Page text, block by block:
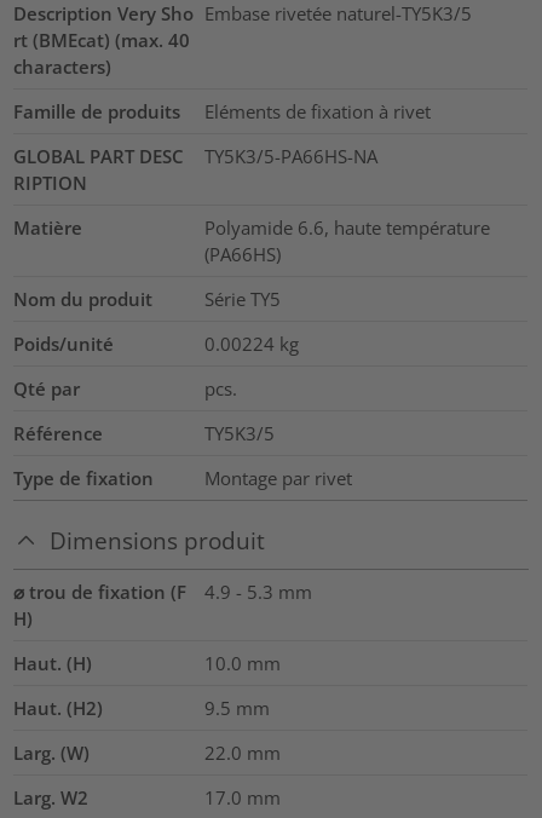
Description Very Sho
rt (BMEcat) (max. 40
characters)
Embase rivetée naturel-TY5K3/5
Famille de produits
Eléments de fixation à rivet
GLOBAL PART DESC
RIPTION
TY5K3/5-PA66HS-NA
Matière
Polyamide 6.6, haute température
(PA66HS)
Nom du produit
Série TY5
Poids/unité
0.00224 kg
Qté par
pcs.
Référence
TY5K3/5
Type de fixation
Montage par rivet
Dimensions produit
⌀ trou de fixation (F
H)
4.9 - 5.3 mm
Haut. (H) 10.0 mm
Haut. (H2)
9.5 mm
Larg. (W)
22.0 mm
Larg. W2
17.0 mm